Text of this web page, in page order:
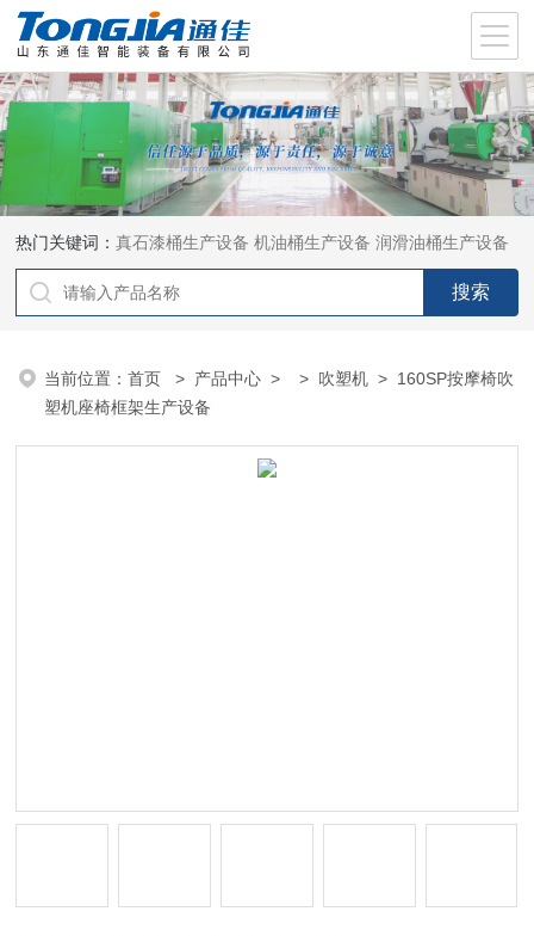
热门关键词：真石漆桶生产设备 机油桶生产设备 润滑油桶生产设备
当前位置：首页 > 产品中心 > > 吹塑机 > 160SP按摩椅吹
塑机座椅框架生产设备